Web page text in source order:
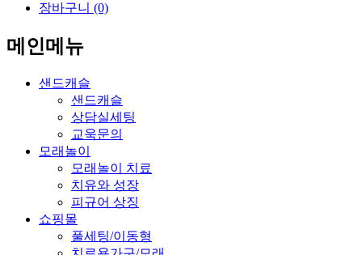
장바구니 (0)
메인메뉴
샌드캐슬
샌드캐슬
상담실세팅
교욱문의
모래놀이
모래놀이 치료
치유와 성장
피규어 상징
쇼핑몰
풀세팅/이동형